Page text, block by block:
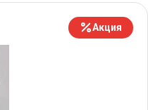
Акция